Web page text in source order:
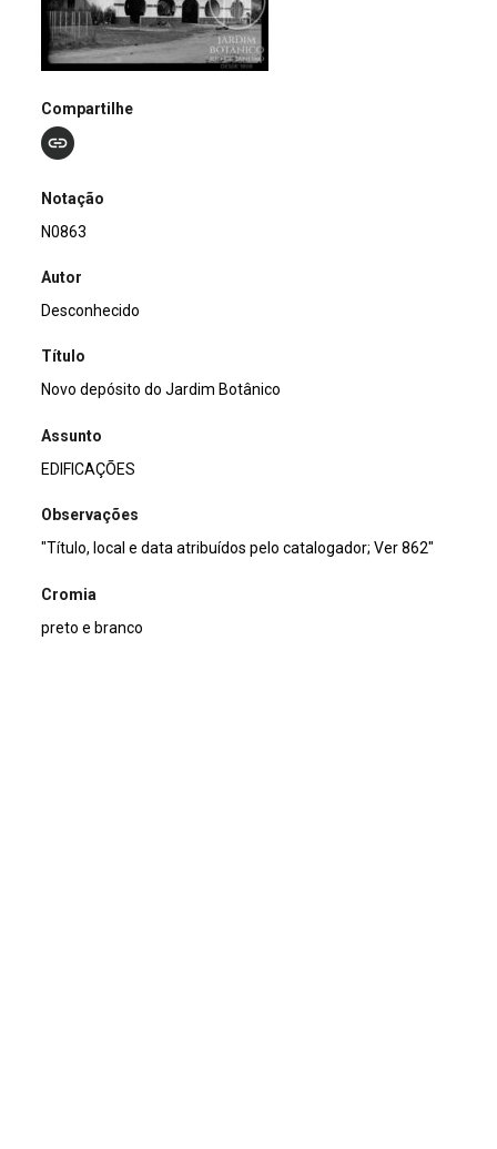
Compartilhe
Notação
N0863
Autor
Desconhecido
Título
Novo depósito do Jardim Botânico
Assunto
EDIFICAÇÕES
Observações
"Título, local e data atribuídos pelo catalogador; Ver 862"
Cromia
preto e branco